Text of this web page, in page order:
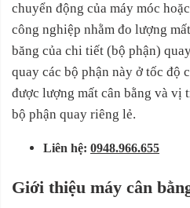
chuyển động của máy móc
công nghiệp nhằm đo lượng
băng của chi tiết (bộ phận)
quay các bộ phận này ở tốc độ
được lượng mất cân bằng và vị
bộ phận quay riêng lẻ.
Liên hệ: 0948.966.655
Giới thiệu máy cân